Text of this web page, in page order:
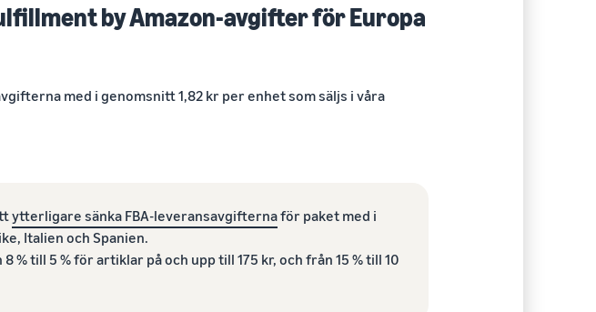
by Amazon-avgifter för Europa
med i genomsnitt 1,82 kr per enhet som säljs i våra
ytterligare sänka FBA-leveransavgifternaför paket med i
Italien och Spanien.
% till 5 % för artiklar på och upp till 175 kr, och från 15 % till 10